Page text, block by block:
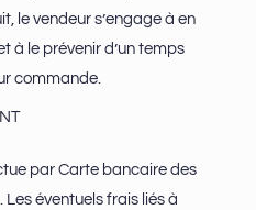
le vendeur s’engage à en
à le prévenir d’un temps
commande.
par Carte bancaire des
éventuels frais liés à